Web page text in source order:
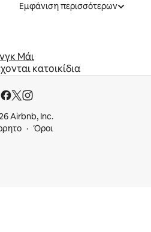
Εμφάνιση περισσότερων
Μάι
κατοικίδια
Airbnb, Inc.
Όροι